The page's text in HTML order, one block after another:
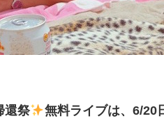
還祭 無料ライブは、6/20